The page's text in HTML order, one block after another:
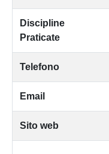
Discipline
Praticate
Telefono
Email
Sito web